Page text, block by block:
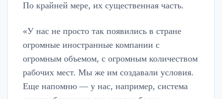
По крайней мере, их существенная часть.
«У нас не просто так появились в стране
огромные иностранные компании с
огромным объемом, с огромным количеством
рабочих мест. Мы же им создавали условия.
Еще напомню — у нас, например, система